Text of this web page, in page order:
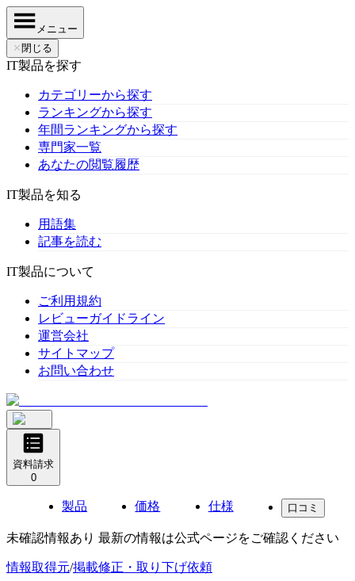
メニュー
✕ 閉じる
IT製品を探す
カテゴリーから探す
ランキングから探す
年間ランキングから探す
専門家一覧
あなたの閲覧履歴
IT製品を知る
用語集
記事を読む
IT製品について
ご利用規約
レビューガイドライン
運営会社
サイトマップ
お問い合わせ
資料請求
0
製品 価格 仕様 口コミ
未確認情報あり 最新の情報は公式ページをご確認ください
情報取得元/掲載修正・取り下げ依頼